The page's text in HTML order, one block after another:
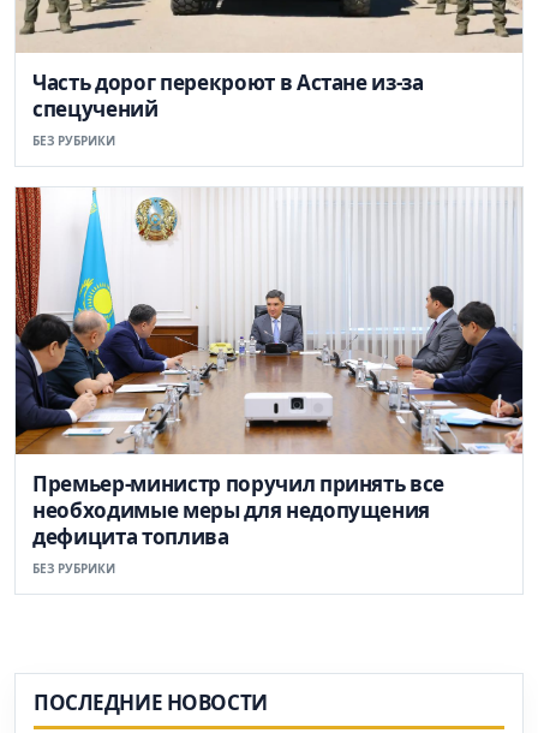
Часть дорог перекроют в Астане из-за
спецучений
БЕЗ РУБРИКИ
Премьер-министр поручил принять все
необходимые меры для недопущения
дефицита топлива
БЕЗ РУБРИКИ
ПОСЛЕДНИЕ НОВОСТИ